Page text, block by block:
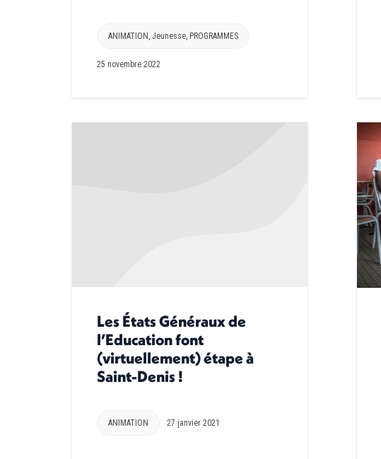
ANIMATION , Jeunesse, PROGRAMMES
25 novembre 2022
Les États Généraux de
l’Education font
(virtuellement) étape à
Saint-Denis !
ANIMATION 27 janvier 2021